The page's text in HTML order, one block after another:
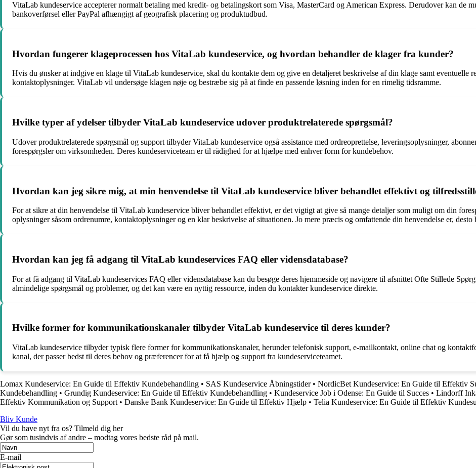
VitaLab kundeservice accepterer normalt betaling med kredit- og betalingskort som Visa, MasterCard og American Express. Derudover kan de
bankoverførsel eller PayPal afhængigt af geografisk placering og produktudbud.
Hvordan fungerer klageprocessen hos VitaLab kundeservice, og hvordan behandler de klager fra kunder?
Hvis du ønsker at indgive en klage til VitaLab kundeservice, skal du kontakte dem og give en detaljeret beskrivelse af din klage samt eventuelle
kontaktoplysninger. VitaLab vil undersøge klagen nøje og bestræbe sig på at finde en passende løsning inden for en rimelig tidsramme.
Hvilke typer af ydelser tilbyder VitaLab kundeservice udover produktrelaterede spørgsmål?
Udover produktrelaterede spørgsmål og support tilbyder VitaLab kundeservice også assistance med ordreoprettelse, leveringsoplysninger,
forespørgsler om virksomheden. Deres kundeserviceteam er til rådighed for at hjælpe med enhver form for kundebehov.
Hvordan kan jeg sikre mig, at min henvendelse til VitaLab kundeservice bliver behandlet effektivt og
For at sikre at din henvendelse til VitaLab kundeservice bliver behandlet effektivt, er det vigtigt at give så mange detaljer som muligt om din
oplysninger såsom ordrenumre, kontaktoplysninger og en klar beskrivelse af situationen. Jo mere præcis og omfattende din henvendelse er,
Hvordan kan jeg få adgang til VitaLab kundeservices FAQ eller vidensdatabase?
For at få adgang til VitaLab kundeservices FAQ eller vidensdatabase kan du besøge deres hjemmeside og navigere til afsnittet Ofte Stillede
almindelige spørgsmål og problemer, og det kan være en nyttig ressource, inden du kontakter kundeservice direkte.
Hvilke former for kommunikationskanaler tilbyder VitaLab kundeservice til deres kunder?
VitaLab kundeservice tilbyder typisk flere former for kommunikationskanaler, herunder telefonisk support, e-mailkontakt, online chat og
kanal, der passer bedst til deres behov og præferencer for at få hjælp og support fra kundeserviceteamet.
Lomax Kundeservice: En Guide til Effektiv Kundebehandling • SAS Kundeservice Åbningstider• NordicBet Kundeservice: En Guide til Effektiv
Kundebehandling • Grundig Kundeservice: En Guide til Effektiv Kundebehandling • Kundeservice Job i Odense: En Guide til Succes • Lindorff
Effektiv Kommunikation og Support • Danske Bank Kundeservice: En Guide til Effektiv Hjælp • Telia Kundeservice: En Guide til Effektiv
Bliv Kunde
Vil du have nyt fra os? Tilmeld dig her
Gør som tusindvis af andre – modtag vores bedste råd på mail.
E-mail